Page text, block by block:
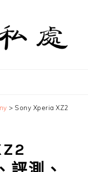
> Sony Xperia XZ2